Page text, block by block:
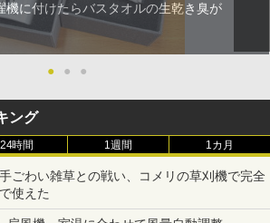
機に付けたらバスタオルの生乾き臭が
● ● ●
ング
24時間 1週間 1カ月
ごわい雑草との戦い、コメリの草刈機で完全
使えた